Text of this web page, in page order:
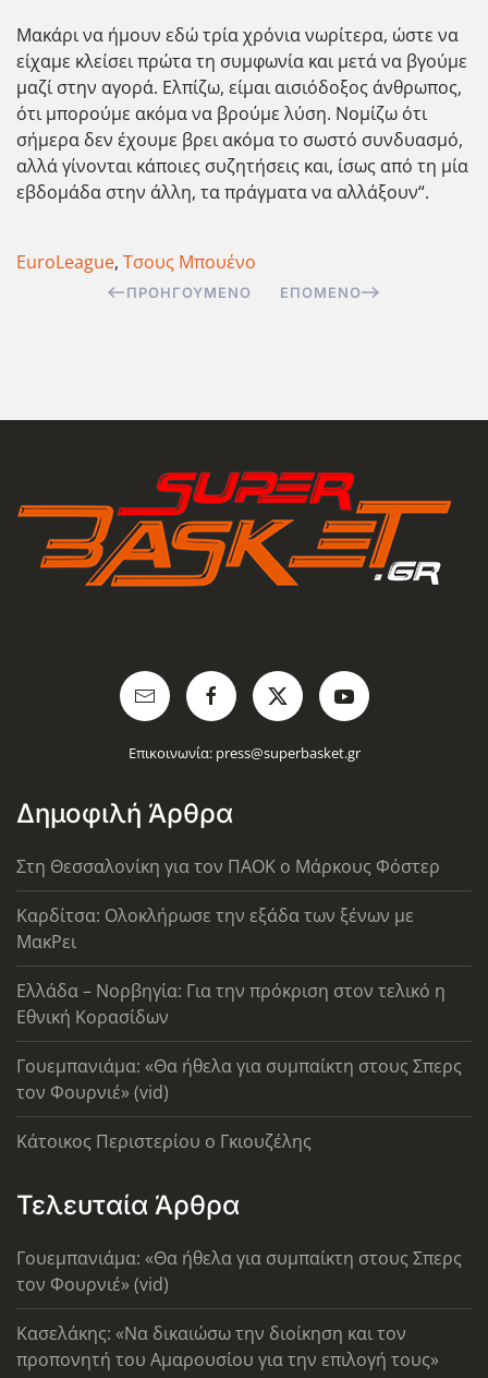
Μακάρι να ήμουν εδώ τρία χρόνια νωρίτερα, ώστε να
είχαμε κλείσει πρώτα τη συμφωνία και μετά να βγούμε
μαζί στην αγορά. Ελπίζω, είμαι αισιόδοξος άνθρωπος,
ότι μπορούμε ακόμα να βρούμε λύση. Νομίζω ότι
σήμερα δεν έχουμε βρει ακόμα το σωστό συνδυασμό,
αλλά γίνονται κάποιες συζητήσεις και, ίσως από τη μία
εβδομάδα στην άλλη, τα πράγματα να αλλάξουν“.
EuroLeague, Τσους Μπουένο
ΠΡΟΗΓΟΎΜΕΝΟ ΕΠΌΜΕΝΟ
Επικοινωνία: press@superbasket.gr
Δημοφιλή Άρθρα
Στη Θεσσαλονίκη για τον ΠΑΟΚ ο Μάρκους Φόστερ
Καρδίτσα: Ολοκλήρωσε την εξάδα των ξένων με
ΜακΡει
Ελλάδα – Νορβηγία: Για την πρόκριση στον τελικό η
Εθνική Κορασίδων
Γουεμπανιάμα: «Θα ήθελα για συμπαίκτη στους Σπερς
τον Φουρνιέ» (vid)
Κάτοικος Περιστερίου ο Γκιουζέλης
Τελευταία Άρθρα
Γουεμπανιάμα: «Θα ήθελα για συμπαίκτη στους Σπερς
τον Φουρνιέ» (vid)
Κασελάκης: «Να δικαιώσω την διοίκηση και τον
προπονητή του Αμαρουσίου για την επιλογή τους»